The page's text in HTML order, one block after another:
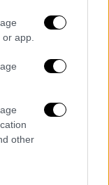
app.
other
θα μειωθούν
η
status/17
και